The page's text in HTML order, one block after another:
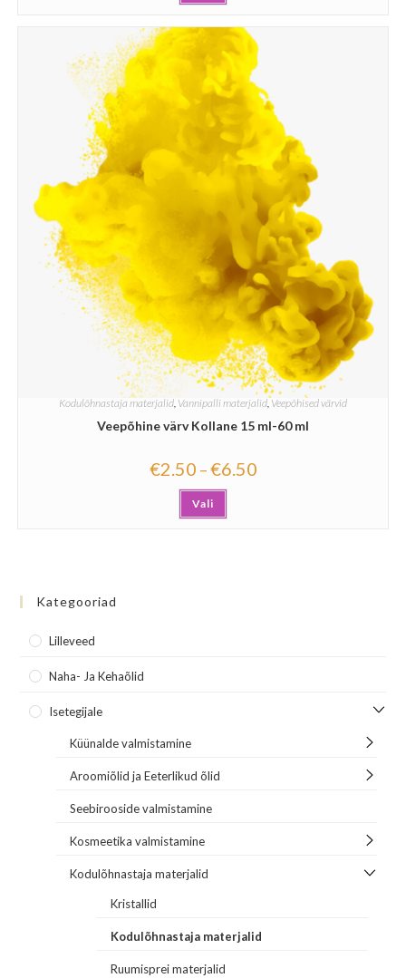
Kodulõhnastaja materjalid, Vannipalli materjalid, Veepõhised värvid
Veepõhine värv Kollane 15 ml-60 ml
€2.50 –€6.50
Vali
Kategooriad
Lilleveed
Naha- Ja Kehaõlid
Isetegijale
Küünalde valmistamine
Aroomiõlid ja Eeterlikud õlid
Seebirooside valmistamine
Kosmeetika valmistamine
Kodulõhnastaja materjalid
Kristallid
Kodulõhnastaja materjalid
Ruumisprei materjalid